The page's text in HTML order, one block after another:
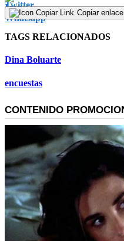
Copiar enlace
TAGS RELACIONADOS
Dina Boluarte
encuestas